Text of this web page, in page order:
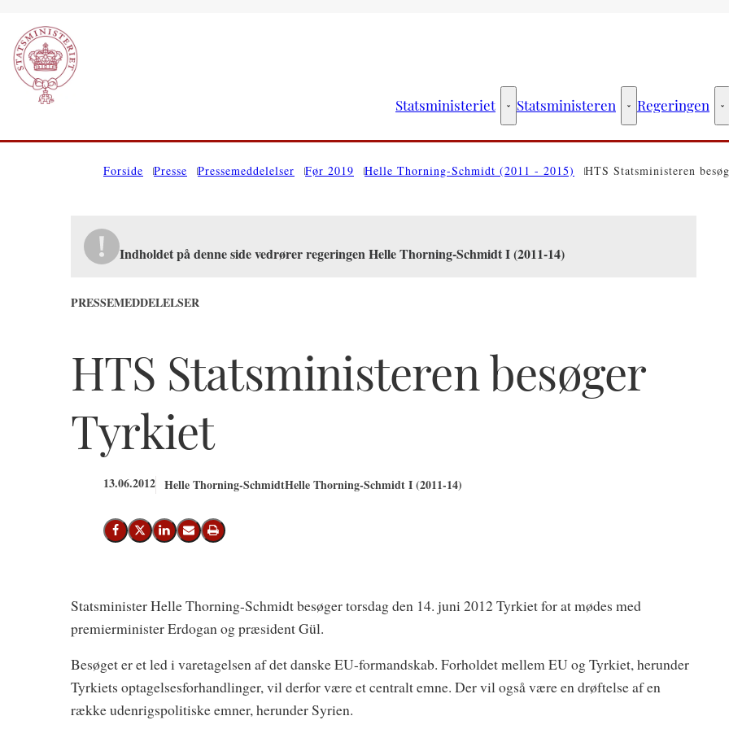
Statsministeriet Statsministeriet - Flere links
Statsministeren Statsministeren -
Regeringen
Forside Presse Pressemeddelelser Før 2019 Helle Thorning-Schmidt (2011 - 2015) HTS Statsministeren
Indholdet på denne side vedrører regeringen Helle Thorning-Schmidt I (2011-14)
PRESSEMEDDELELSER
HTS Statsministeren besøger
Tyrkiet
13.06.2012 Helle Thorning-SchmidtHelle Thorning-Schmidt I (2011-14)
Del på Facebook
Del på X (Twitter)
Del på LinkedIn
Send email
Print
Statsminister Helle Thorning-Schmidt besøger torsdag den 14. juni 2012 Tyrkiet for at mødes med
premierminister Erdogan og præsident Gül.
Besøget er et led i varetagelsen af det danske EU-formandskab. Forholdet mellem EU og Tyrkiet, herunder
Tyrkiets optagelsesforhandlinger, vil derfor være et centralt emne. Der vil også være en drøftelse af en
række udenrigspolitiske emner, herunder Syrien.